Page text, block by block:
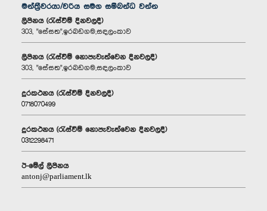
මන්ත්‍රීවරයා/වරිය සමග සම්බන්ධ වන්න
ලිපිනය (රැස්වීම් දිනවලදී)
303, "සේසත",ඉරබඩගම,සඳලංකාව
ලිපිනය (රැස්වීම් නොපැවැත්වෙන දිනවලදී)
303, "සේසත",ඉරබඩගම,සඳලංකාව
දුරකථනය (රැස්වීම් දිනවලදී)
0718070499
දුරකථනය (රැස්වීම් නොපැවැත්වෙන දිනවලදී)
0312298471
ඊ-මේල් ලිපිනය
antonj@parliament.lk